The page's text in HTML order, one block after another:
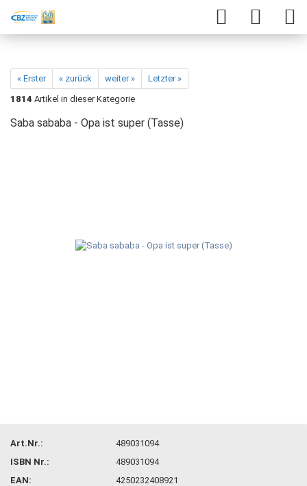
« Erster « zurück weiter »
Letzter »
1814 Artikel in dieser Kategorie
Saba sababa - Opa ist super (Tasse)
Art.Nr.:
489031094
ISBN Nr.:
489031094
EAN:
4250232408921